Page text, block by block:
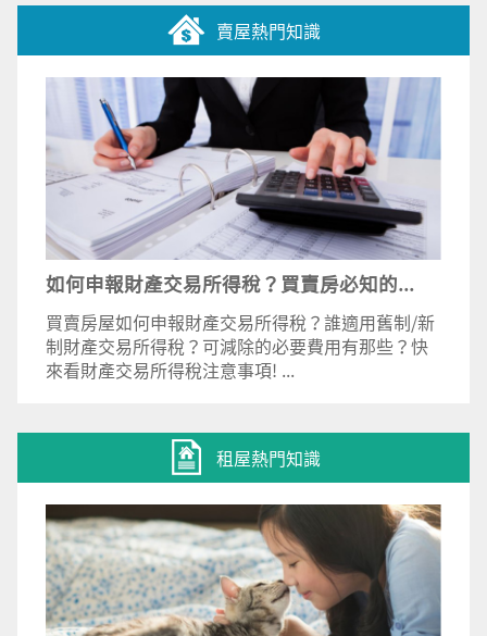
賣屋熱門知識
如何申報財產交易所得稅？買賣房必知的...
買賣房屋如何申報財產交易所得稅？誰適用舊制/新
制財產交易所得稅？可減除的必要費用有那些？快
來看財產交易所得稅注意事項! ...
租屋熱門知識